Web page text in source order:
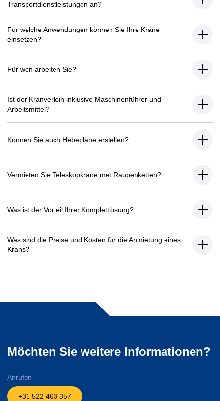
Transportdienstleistungen an?
Für welche Anwendungen können Sie Ihre Kräne
einsetzen?
Für wen arbeiten Sie?
Ist der Kranverleih inklusive Maschinenführer und
Arbeitsmittel?
Können Sie auch Hebepläne erstellen?
Vermieten Sie Teleskopkrane met Raupenketten?
Was ist der Vorteil Ihrer Komplettlösung?
Was sind die Preise und Kosten für die Anmietung eines
Krans?
Möchten Sie weitere Informationen?
Anrufen
+31 522 463 357